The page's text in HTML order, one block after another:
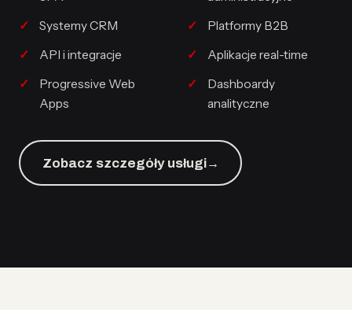
Systemy CRM
Platformy B2B
API i integracje
Aplikacje real-time
Progressive Web
Apps
Dashboardy
analityczne
Zobacz szczegóły usługi→